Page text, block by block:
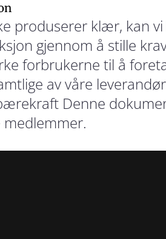
produserer klær, kan
gjennom å stille
forbrukerne til å
av våre
Denne
medlemmer.